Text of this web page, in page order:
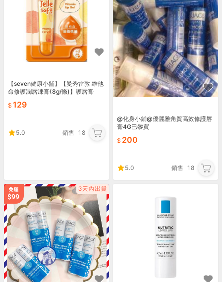
【seven健康小舖】【曼秀雷敦 維他
命修護潤唇凍膏(8g/條)】護唇膏
129
5.0 銷售 18
@化身小鋪@優麗雅角質高效修護唇
膏4G巴黎買
200
5.0 銷售 18